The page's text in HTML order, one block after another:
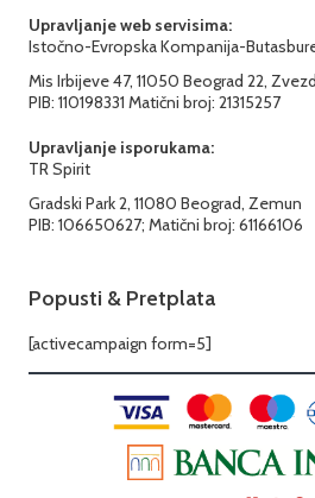
Upravljanje web servisima:
Istočno-Evropska Kompanija-
Mis Irbijeve 47, 11050 Beograd 22,
PIB: 110198331 Matični broj: 21315257
Upravljanje isporukama:
TR Spirit
Gradski Park 2, 11080 Beograd, Zemun
PIB: 106650627; Matični broj: 61166106
Popusti & Pretplata
[activecampaign form=5]